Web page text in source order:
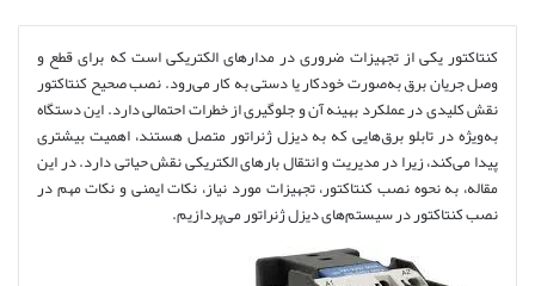
کنتاکتور یکی از تجهیزات ضروری در مدارهای الکتریکی است که برای قطع و
وصل جریان برق به‌صورت خودکار یا دستی به کار می‌رود. نصب صحیح کنتاکتور
نقش کلیدی در عملکرد بهینه آن و جلوگیری از خطرات احتمالی دارد. این دستگاه
به‌ویژه در تابلو برق‌هایی که به دیزل ژنراتور متصل هستند، اهمیت بیشتری
پیدا می‌کند، زیرا در مدیریت و انتقال بارهای الکتریکی نقش حیاتی دارد. در این
مقاله، به نحوه نصب کنتاکتور، تجهیزات مورد نیاز، نکات ایمنی و نکات مهم در
نصب کنتاکتور در سیستم‌های دیزل ژنراتور می‌پردازیم.